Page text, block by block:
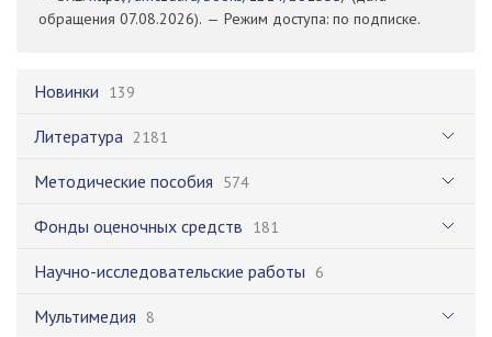
Новинки 139
Литература 2181
Методические пособия 574
Фонды оценочных средств 181
Научно-исследовательские работы 6
Мультимедия 8
обращения 07.08.2026). — Режим доступа: по подписке.